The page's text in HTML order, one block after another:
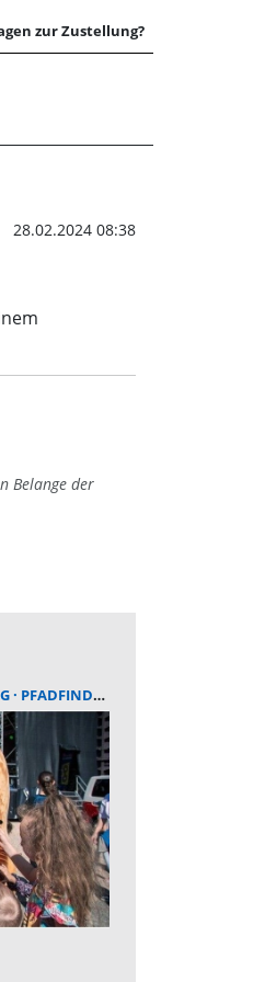
zur Zustellung?
in der
28.02.2024 08:38
Belange der
PFADFINDER